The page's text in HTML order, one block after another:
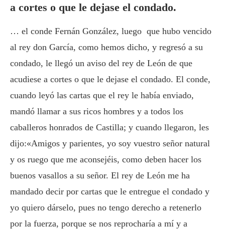
a cortes o que le dejase el condado.
… el conde Fernán González, luego que hubo vencido
al rey don García, como hemos dicho, y regresó a su
condado, le llegó un aviso del rey de León de que
acudiese a cortes o que le dejase el condado. El conde,
cuando leyó las cartas que el rey le había enviado,
mandó llamar a sus ricos hombres y a todos los
caballeros honrados de Castilla; y cuando llegaron, les
dijo:«Amigos y parientes, yo soy vuestro señor natural
y os ruego que me aconsejéis, como deben hacer los
buenos vasallos a su señor. El rey de León me ha
mandado decir por cartas que le entregue el condado y
yo quiero dárselo, pues no tengo derecho a retenerlo
por la fuerza, porque se nos reprocharía a mí y a